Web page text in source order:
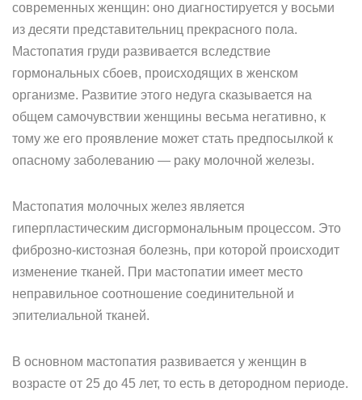
современных женщин: оно диагностируется у восьми
из десяти представительниц прекрасного пола.
Мастопатия груди развивается вследствие
гормональных сбоев, происходящих в женском
организме. Развитие этого недуга сказывается на
общем самочувствии женщины весьма негативно, к
тому же его проявление может стать предпосылкой к
опасному заболеванию — раку молочной железы.
Мастопатия молочных желез является
гиперпластическим дисгормональным процессом. Это
фиброзно-кистозная болезнь, при которой происходит
изменение тканей. При мастопатии имеет место
неправильное соотношение соединительной и
эпителиальной тканей.
В основном мастопатия развивается у женщин в
возрасте от 25 до 45 лет, то есть в детородном периоде.